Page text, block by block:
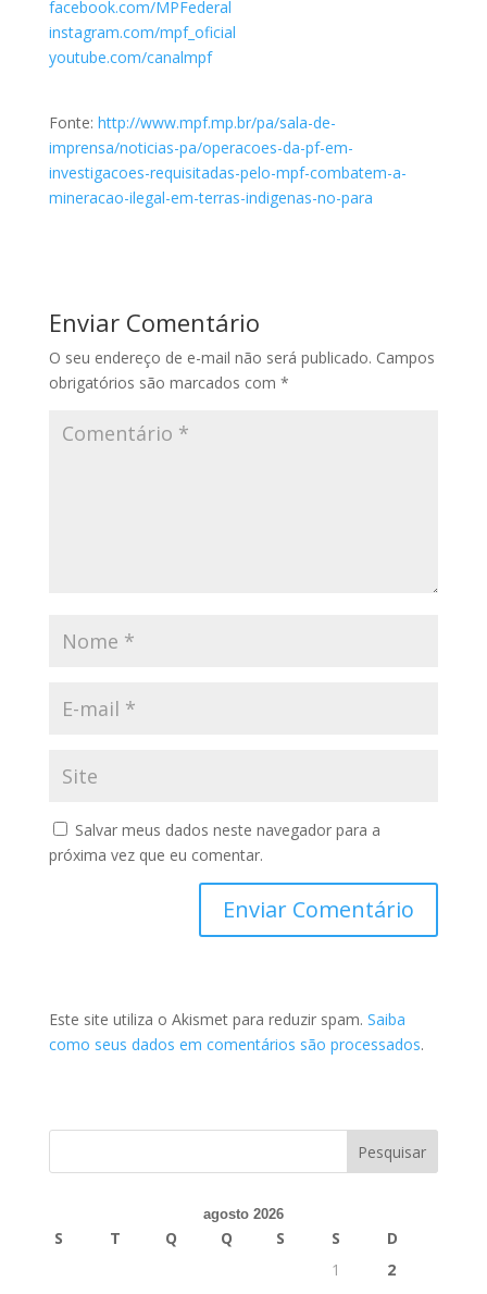
facebook.com/MPFederal
instagram.com/mpf_oficial
youtube.com/canalmpf
Fonte: http://www.mpf.mp.br/pa/sala-de-
imprensa/noticias-pa/operacoes-da-pf-em-
investigacoes-requisitadas-pelo-mpf-combatem-a-
mineracao-ilegal-em-terras-indigenas-no-para
Enviar Comentário
O seu endereço de e-mail não será publicado. Campos
obrigatórios são marcados com *
Salvar meus dados neste navegador para a
próxima vez que eu comentar.
Este site utiliza o Akismet para reduzir spam. Saiba
como seus dados em comentários são processados.
agosto 2026
S T Q Q S S
D
1
2